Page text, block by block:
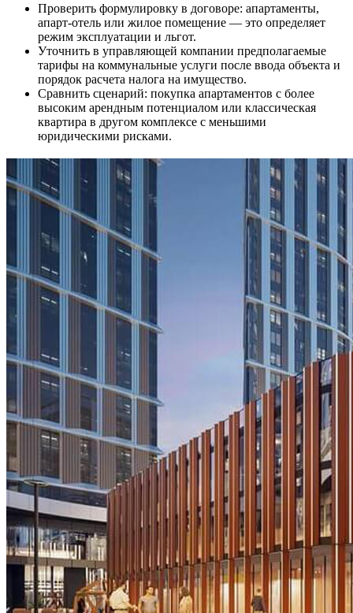
Проверить формулировку в договоре: апартаменты,
апарт-отель или жилое помещение — это определяет
режим эксплуатации и льгот.
Уточнить в управляющей компании предполагаемые
тарифы на коммунальные услуги после ввода объекта и
порядок расчета налога на имущество.
Сравнить сценарий: покупка апартаментов с более
высоким арендным потенциалом или классическая
квартира в другом комплексе с меньшими
юридическими рисками.